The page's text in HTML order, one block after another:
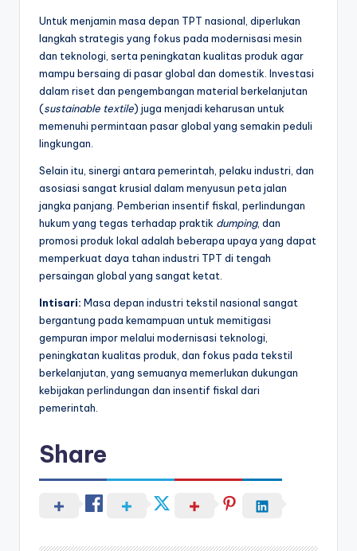
Untuk menjamin masa depan TPT nasional, diperlukan
langkah strategis yang fokus pada modernisasi mesin
dan teknologi, serta peningkatan kualitas produk agar
mampu bersaing di pasar global dan domestik. Investasi
dalam riset dan pengembangan material berkelanjutan
(sustainable textile) juga menjadi keharusan untuk
memenuhi permintaan pasar global yang semakin peduli
lingkungan.
Selain itu, sinergi antara pemerintah, pelaku industri, dan
asosiasi sangat krusial dalam menyusun peta jalan
jangka panjang. Pemberian insentif fiskal, perlindungan
hukum yang tegas terhadap praktik dumping, dan
promosi produk lokal adalah beberapa upaya yang dapat
memperkuat daya tahan industri TPT di tengah
persaingan global yang sangat ketat.
Intisari: Masa depan industri tekstil nasional sangat
bergantung pada kemampuan untuk memitigasi
gempuran impor melalui modernisasi teknologi,
peningkatan kualitas produk, dan fokus pada tekstil
berkelanjutan, yang semuanya memerlukan dukungan
kebijakan perlindungan dan insentif fiskal dari
pemerintah.
Share